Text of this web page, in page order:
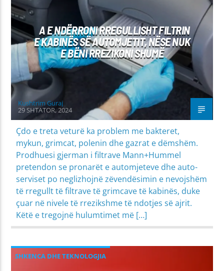
A E NDËRRONI RREGULLISHT FILTRIN
E KABINËS SË AUTOMJETIT, NËSE NUK
E BËNI RREZIKONI SHUMË
Kushtrim Guraj
29 SHTATOR, 2024
Çdo e treta veturë ka problem me bakteret,
mykun, grimcat, polenin dhe gazrat e dëmshëm.
Prodhuesi gjerman i filtrave Mann+Hummel
pretendon se pronarët e automjeteve dhe auto-
serviset po neglizhojnë zëvendësimin e nevojshëm
të rregullt të filtrave të grimcave të kabinës, duke
çuar në nivele të rrezikshme të ndotjes së ajrit.
Këtë e tregojnë hulumtimet më […]
SHKENCA DHE TEKNOLOGJIA